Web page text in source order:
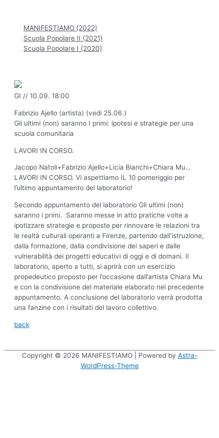
MANIFESTIAMO (2022)
Scuola Popolare II (2021)
Scuola Popolare I (2020)
GI // 10.09. 18:00
Fabrizio Ajello (artista) (vedi 25.06.)
Gli ultimi (non) saranno I primi: ipotesi e strategie per una
scuola comunitaria
LAVORI IN CORSO.
Jacopo Natoli+Fabrizio Ajello+Licia Bianchi+Chiara Mu…
LAVORI IN CORSO. Vi aspettiamo IL 10 pomeriggio per
l’ultimo appuntamento del laboratorio!
Secondo appuntamento del laboratorio Gli ultimi (non)
saranno i primi. Saranno messe in atto pratiche volte a
ipotizzare strategie e proposte per rinnovare le relazioni tra
le realtà culturali operanti a Firenze, partendo dall’istruzione,
dalla formazione, dalla condivisione dei saperi e dalle
vulnerabilità dei progetti educativi di oggi e di domani. Il
laboratorio, aperto a tutti, si aprirà con un esercizio
propedeutico proposto per l’occasione dall’artista Chiara Mu
e con la condivisione del materiale elaborato nel precedente
appuntamento. A conclusione del laboratorio verrà prodotta
una fanzine con i risultati del lavoro collettivo.
back
Copyright © 2026 MANIFESTIAMO| Powered by Astra-
WordPress-Theme